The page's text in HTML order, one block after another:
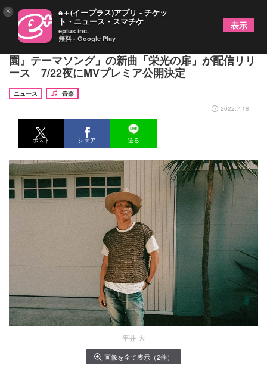
平井 大「2022 夏の高校野球応援ソング/『熱闘甲子
園』テーマソング」の新曲「栄光の扉」が配信リリ
ース 7/22夜にMVプレミア公開決定
ニュース
音楽
2022.7.18
ポスト シェア 送る
平井 大
画像を全て表示（2件）
× e＋(イープラス)アプリ - チケッ
ト・ニュース・スマチケ
eplus inc.
無料 - Google Play
表示